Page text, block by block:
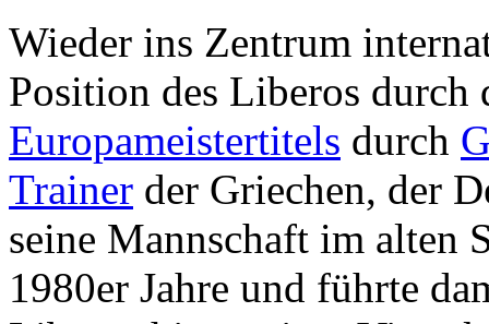
Wieder ins Zentrum
Position des Liberos durch
Europameistertitels durch
Trainer der Griechen, der
seine Mannschaft im alten
1980er Jahre und führte